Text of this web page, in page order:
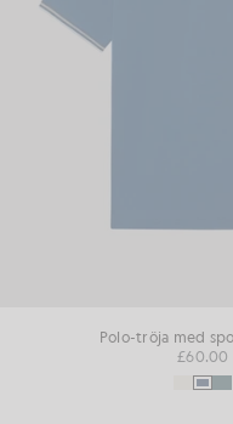
Polo-tröja med
£60.00